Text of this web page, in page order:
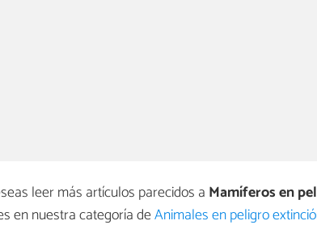
leer más artículos parecidos a Mamíferos en
en nuestra categoría deAnimales en peligro